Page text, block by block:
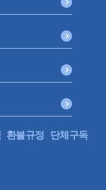
환불규정
단체구독